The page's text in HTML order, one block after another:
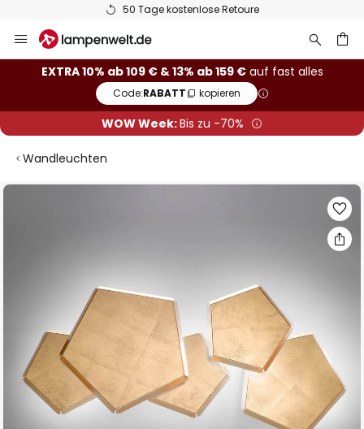
50 Tage kostenlose Retoure
Inhalt
springen
EXTRA 10% ab 109 € & 13% ab 159 €auf fast alles
Code:RABATT kopieren
WOW Week:Bis zu -70%
Wandleuchten
Zum